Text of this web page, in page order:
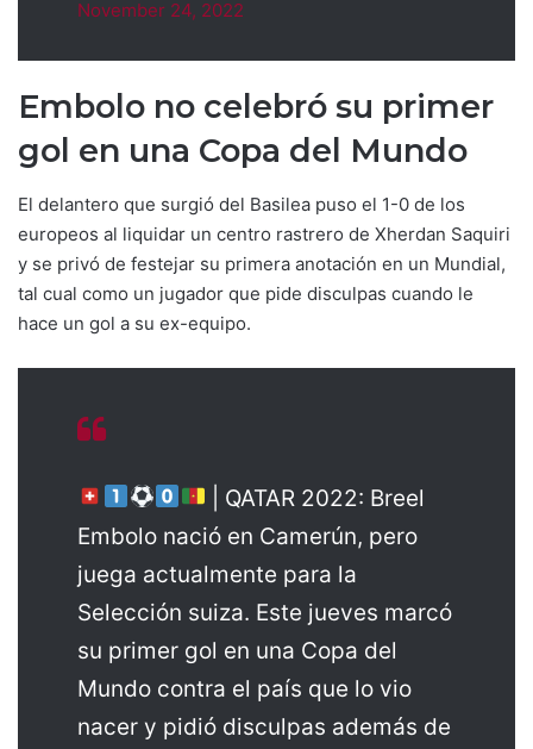
November 24, 2022
Embolo no celebró su primer
gol en una Copa del Mundo
El delantero que surgió del Basilea puso el 1-0 de los
europeos al liquidar un centro rastrero de Xherdan Saquiri
y se privó de festejar su primera anotación en un Mundial,
tal cual como un jugador que pide disculpas cuando le
hace un gol a su ex-equipo.
| QATAR 2022: Breel
Embolo nació en Camerún, pero
juega actualmente para la
Selección suiza. Este jueves marcó
su primer gol en una Copa del
Mundo contra el país que lo vio
nacer y pidió disculpas además de